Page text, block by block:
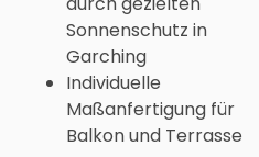
Sonnenschutz in
Garching
Individuelle
Maßanfertigung für
Balkon und Terrasse